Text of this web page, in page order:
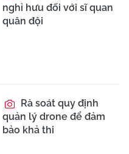
nghỉ hưu đối với sĩ quan
quân đội
Rà soát quy định
quản lý drone để đảm
bảo khả thi